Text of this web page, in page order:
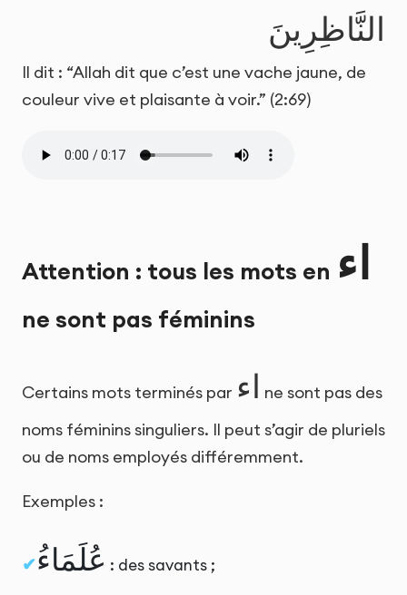
النَّاظِرِينَ
Il dit : “Allah dit que c’est une vache jaune, de
couleur vive et plaisante à voir.” (2:69)
Attention : tous les mots en اء
ne sont pas féminins
Certains mots terminés par اء
ne sont pas des
noms féminins singuliers. Il peut s’agir de pluriels
ou de noms employés différemment.
Exemples :
عُلَمَاءُ : des savants ;